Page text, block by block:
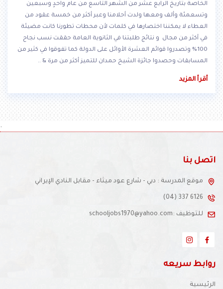
الخاصة بتاريخ الرابع عشر من الشهر التاسع من عام واحدٍ وسبعين
وتسعمئة وألف ومعها ولدت أحلامنا وعبر أكثر من خمسة عقود من
العطاء لا يمكننا اختصارها في كلمات لأن محطات تطورنا كانت مضيئة
في أكثر من مجال و نتائج طلبتنا في الثانوية العامة حققت نسب نجاح
100% وتصدروا قوائم العشرة الأوائل على الدولة كما تفوقوا في كثير من
المسابقات وحصدوا جائزة الشيخ حمدان للتميز أكثر من مرة & ..
أقرأ المزيد
.
اتصل بنا
موقع المدرسة : دبي - شارع عود ميثاء - مقابل النادي الإيراني
(04) 337 6126
للتوظيف :schooljobs1970@yahoo.com
روابط سريعه
الرئيسية